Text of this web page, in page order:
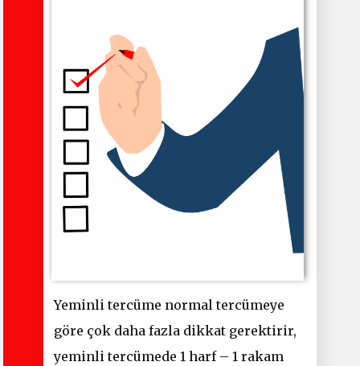
Yeminli tercüme normal tercümeye
göre çok daha fazla dikkat gerektirir,
yeminli tercümede 1 harf – 1 rakam